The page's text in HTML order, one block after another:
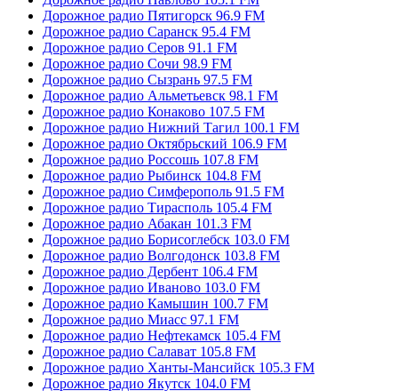
Дорожное радио Пятигорск 96.9 FM
Дорожное радио Саранск 95.4 FM
Дорожное радио Серов 91.1 FM
Дорожное радио Сочи 98.9 FM
Дорожное радио Сызрань 97.5 FM
Дорожное радио Альметьевск 98.1 FM
Дорожное радио Конаково 107.5 FM
Дорожное радио Нижний Тагил 100.1 FM
Дорожное радио Октябрьский 106.9 FM
Дорожное радио Россошь 107.8 FM
Дорожное радио Рыбинск 104.8 FM
Дорожное радио Симферополь 91.5 FM
Дорожное радио Тирасполь 105.4 FM
Дорожное радио Абакан 101.3 FM
Дорожное радио Борисоглебск 103.0 FM
Дорожное радио Волгодонск 103.8 FM
Дорожное радио Дербент 106.4 FM
Дорожное радио Иваново 103.0 FM
Дорожное радио Камышин 100.7 FM
Дорожное радио Миасс 97.1 FM
Дорожное радио Нефтекамск 105.4 FM
Дорожное радио Салават 105.8 FM
Дорожное радио Ханты-Мансийск 105.3 FM
Дорожное радио Якутск 104.0 FM